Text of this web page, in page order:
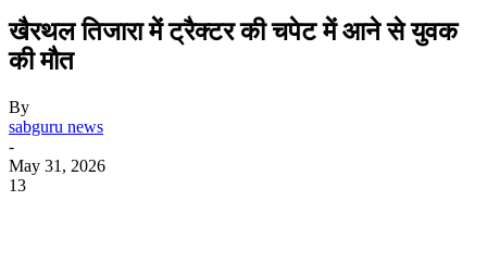
खैरथल तिजारा में ट्रैक्टर की चपेट में आने से युवक
की मौत
By
sabguru news
-
May 31, 2026
13